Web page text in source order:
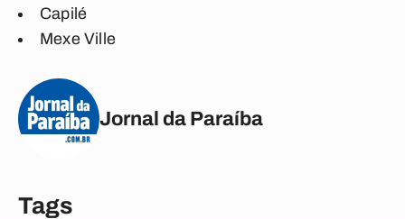
Capilé
Mexe Ville
Jornal da Paraíba
Tags